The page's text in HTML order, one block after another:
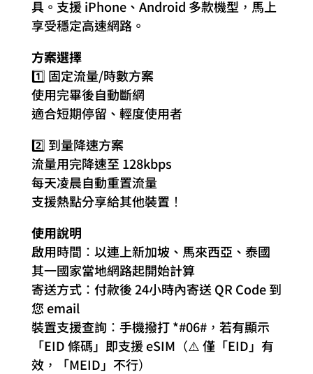
具。支援 iPhone、Android 多款機型，馬上
享受穩定高速網路。
方案選擇
1️⃣ 固定流量/時數方案
使用完畢後自動斷網
適合短期停留、輕度使用者
2️⃣ 到量降速方案
流量用完降速至 128kbps
每天凌晨自動重置流量
支援熱點分享給其他裝置！
使用說明
啟用時間：以連上新加坡、馬來西亞、泰國
其一國家當地網路起開始計算
寄送方式：付款後 24小時內寄送 QR Code 到
您 email
裝置支援查詢：手機撥打 *#06#，若有顯示
「EID 條碼」即支援 eSIM（⚠️ 僅「EID」有
效，「MEID」不行）